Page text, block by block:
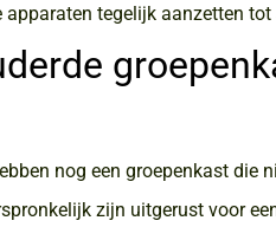
apparaten tegelijk aanzetten
nog een groepenkast
zijn uitgerust voor